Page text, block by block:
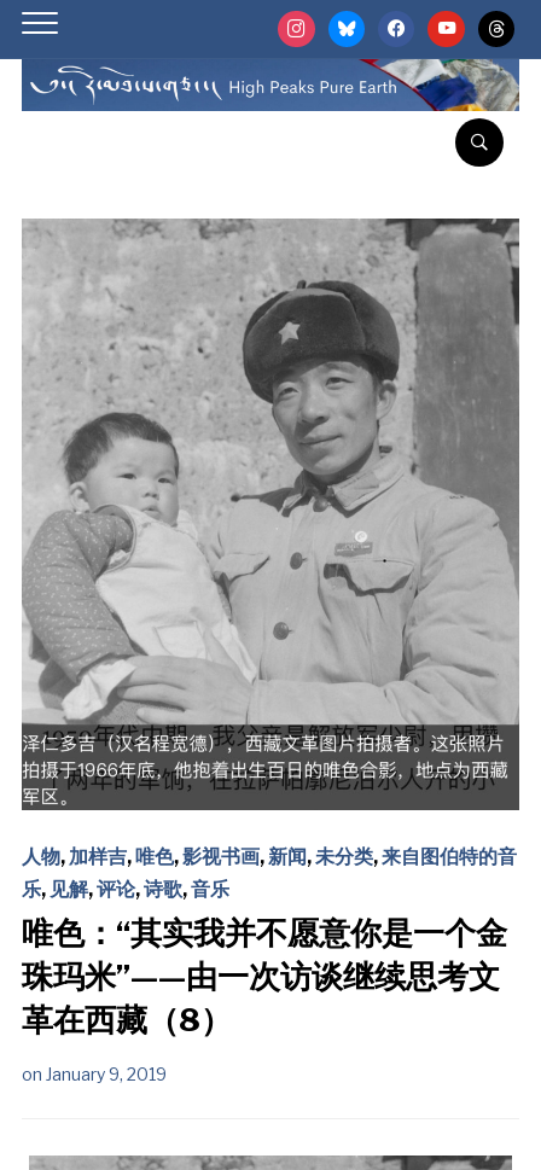
instagrambluesky facebookyoutubethreads
人物, 加样吉,唯色,影视书画,新闻,未分类,来自图伯特的音
乐, 见解,评论,诗歌,音乐
唯色：“其实我并不愿意你是一个金
珠玛米”——由一次访谈继续思考文
革在西藏（8）
on January 9, 2019